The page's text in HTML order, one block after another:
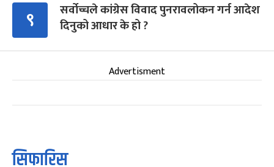
९
सर्वोच्चले कांग्रेस विवाद पुनरावलोकन गर्न आदेश
दिनुको आधार के हो ?
Advertisment
सिफारिस